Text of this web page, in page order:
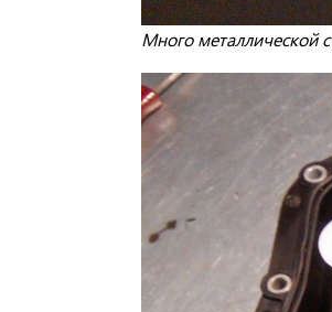
Много металлической